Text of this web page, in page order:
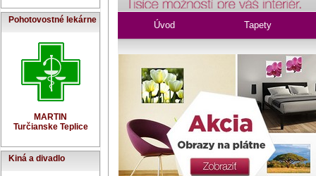
Pohotovostné lekárne
MARTIN
Turčianske Teplice
Kiná a divadlo